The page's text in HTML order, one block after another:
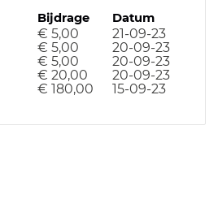
Bijdrage Datum
€ 5,00
21-09-23
€ 5,00
20-09-23
€ 5,00
20-09-23
€ 20,00
20-09-23
€ 180,00 15-09-23